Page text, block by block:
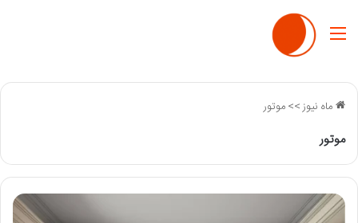
منو
ماه نیوز>>موتور
موتور